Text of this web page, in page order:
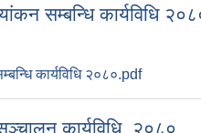
सम्बन्धि कार्यविधि
कार्यविधि २०८०.pdf
कार्यविधि, २०८०